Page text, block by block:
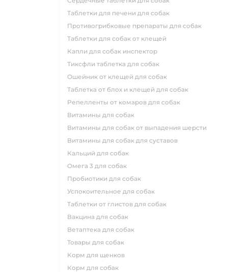
таблетки для печени для собак
противогрибковые препараты для собак
таблетки для собак от клещей
капли для собак инспектор
тиксфли таблетка для собак
ошейник от клещей для собак
таблетка от блох и клещей для собак
репелленты от комаров для собак
витамины для собак
витамины для собак от выпадения шерсти
витамины для собак для суставов
кальций для собак
омега 3 для собак
пробиотики для собак
успокоительное для собак
таблетки от глистов для собак
вакцина для собак
ветаптека для собак
товары для собак
корм для щенков
корм для собак